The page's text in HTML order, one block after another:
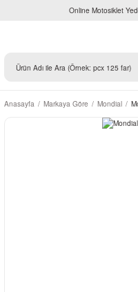
Online Motosiklet
Anasayfa Markaya Göre Mondial